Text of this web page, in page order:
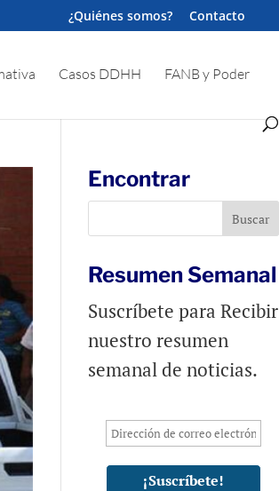
¿Quiénes somos? Contacto
Casos DDHH FANB y Poder
Encontrar
Resumen Semanal
Suscríbete para Recibir
nuestro resumen
semanal de noticias.